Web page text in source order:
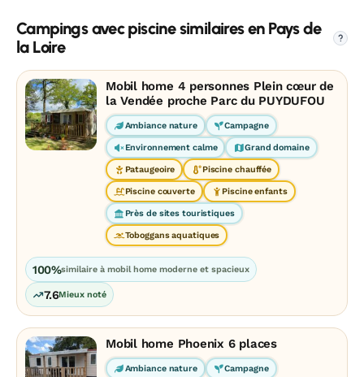
Campings avec piscine similaires en Pays de
la Loire
?
Mobil home 4 personnes Plein cœur de
la Vendée proche Parc du PUYDUFOU
Ambiance nature Campagne
Environnement calme Grand domaine
Pataugeoire Piscine chauffée
Piscine couverte Piscine enfants
Près de sites touristiques
Toboggans aquatiques
100%similaire à mobil home moderne et spacieux
7.6Mieux noté
Mobil home Phoenix 6 places
Ambiance nature Campagne